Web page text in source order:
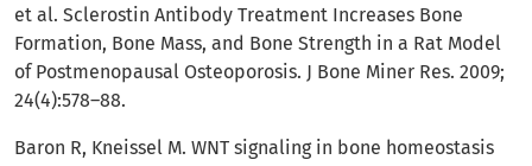
et al. Sclerostin Antibody Treatment Increases Bone
Formation, Bone Mass, and Bone Strength in a Rat Model
of Postmenopausal Osteoporosis. J Bone Miner Res. 2009;
24(4):578–88.
Baron R, Kneissel M. WNT signaling in bone homeostasis